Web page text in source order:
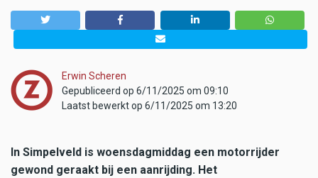
Erwin Scheren
Gepubliceerd op 6/11/2025 om 09:10
Laatst bewerkt op 6/11/2025 om 13:20
In Simpelveld is woensdagmiddag een motorrijder
gewond geraakt bij een aanrijding. Het